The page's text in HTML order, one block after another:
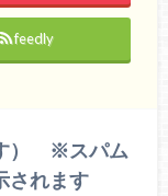
feedly
） ※スパム
されます